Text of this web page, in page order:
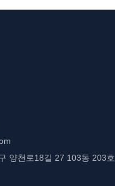
양천로18길 27 103동 203호